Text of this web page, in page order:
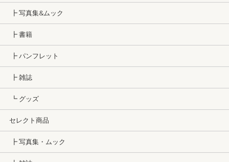
┣ 写真集&ムック
┣ 書籍
┣ パンフレット
┣ 雑誌
┗ グッズ
セレクト商品
┣ 写真集・ムック